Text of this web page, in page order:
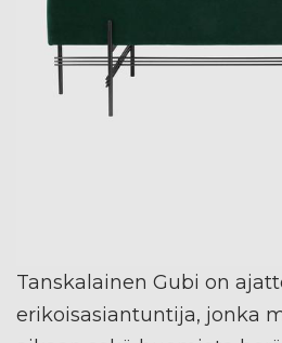
Tanskalainen Gubi on
erikoisasiantuntija, jonka